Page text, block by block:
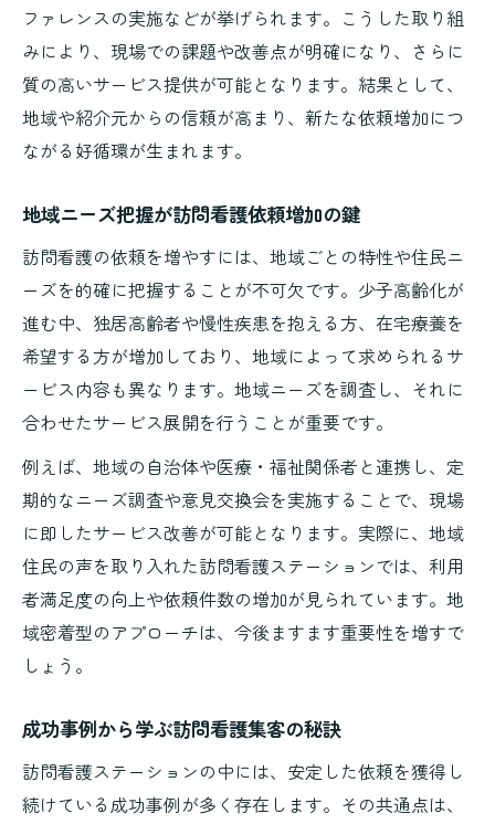
ファレンスの実施などが挙げられます。こうした取り組
みにより、現場での課題や改善点が明確になり、さらに
質の高いサービス提供が可能となります。結果として、
地域や紹介元からの信頼が高まり、新たな依頼増加につ
ながる好循環が生まれます。
地域ニーズ把握が訪問看護依頼増加の鍵
訪問看護の依頼を増やすには、地域ごとの特性や住民ニ
ーズを的確に把握することが不可欠です。少子高齢化が
進む中、独居高齢者や慢性疾患を抱える方、在宅療養を
希望する方が増加しており、地域によって求められるサ
ービス内容も異なります。地域ニーズを調査し、それに
合わせたサービス展開を行うことが重要です。
例えば、地域の自治体や医療・福祉関係者と連携し、定
期的なニーズ調査や意見交換会を実施することで、現場
に即したサービス改善が可能となります。実際に、地域
住民の声を取り入れた訪問看護ステーションでは、利用
者満足度の向上や依頼件数の増加が見られています。地
域密着型のアプローチは、今後ますます重要性を増すで
しょう。
成功事例から学ぶ訪問看護集客の秘訣
訪問看護ステーションの中には、安定した依頼を獲得し
続けている成功事例が多く存在します。その共通点は、